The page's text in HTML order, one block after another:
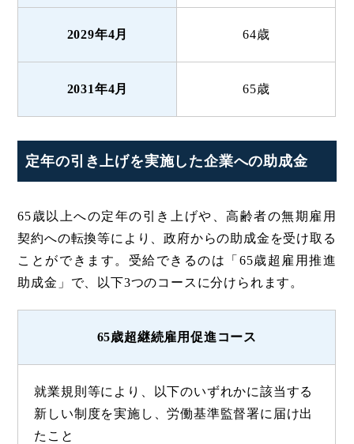
2029年4月 64歳
2031年4月 65歳
定年の引き上げを実施した企業への助成金
65歳以上への定年の引き上げや、高齢者の無期雇用
契約への転換等により、政府からの助成金を受け取る
ことができます。受給できるのは「65歳超雇用推進
助成金」で、以下3つのコースに分けられます。
65歳超継続雇用促進コース
就業規則等により、以下のいずれかに該当する
新しい制度を実施し、労働基準監督署に届け出
たこと